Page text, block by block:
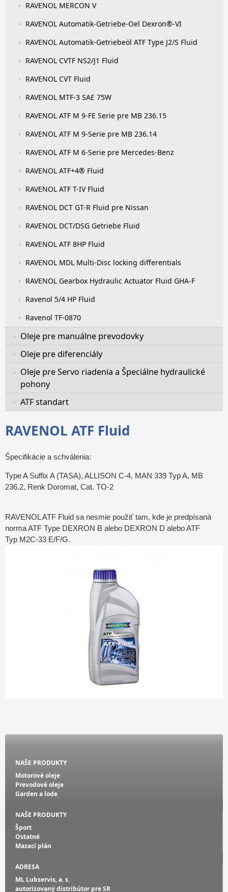
RAVENOL MERCON V
RAVENOL Automatik-Getriebe-Oel Dexron®-VI
RAVENOL Automatik-Getriebeöl ATF Type J2/S Fluid
RAVENOL CVTF NS2/J1 Fluid
RAVENOL CVT Fluid
RAVENOL MTF-3 SAE 75W
RAVENOL ATF M 9-FE Serie pre MB 236.15
RAVENOL ATF M 9-Serie pre MB 236.14
RAVENOL ATF M 6-Serie pre Mercedes-Benz
RAVENOL ATF+4® Fluid
RAVENOL ATF T-IV Fluid
RAVENOL DCT GT-R Fluid pre Nissan
RAVENOL DCT/DSG Getriebe Fluid
RAVENOL ATF 8HP Fluid
RAVENOL MDL Multi-Disc locking differentials
RAVENOL Gearbox Hydraulic Actuator Fluid GHA-F
Ravenol 5/4 HP Fluid
Ravenol TF-0870
Oleje pre manuálne prevodovky
Oleje pre diferenciály
Oleje pre Servo riadenia a Špeciálne hydraulické
pohony
ATF standart
RAVENOL ATF Fluid
Špecifikácie a schválenia:
Type A Suffix A (TASA), ALLISON C-4, MAN 339 Typ A, MB
236.2, Renk Doromat, Cat. TO-2
RAVENOL ATF Fluid sa nesmie použiť tam, kde je predpísaná
norma ATF Type DEXRON B alebo DEXRON D alebo ATF
Typ M2C-33 E/F/G.
NAŠE PRODUKTY
Motorové oleje
Prevodové oleje
Garden a lode
NAŠE PRODUKTY
Šport
Ostatné
Mazací plán
ADRESA
ML Lubservis, a. s.
autorizovaný distribútor pre SR